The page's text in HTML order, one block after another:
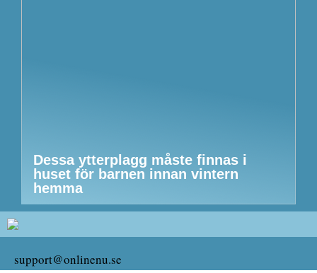
Dessa ytterplagg måste finnas i
huset för barnen innan vintern
hemma
support@onlinenu.se